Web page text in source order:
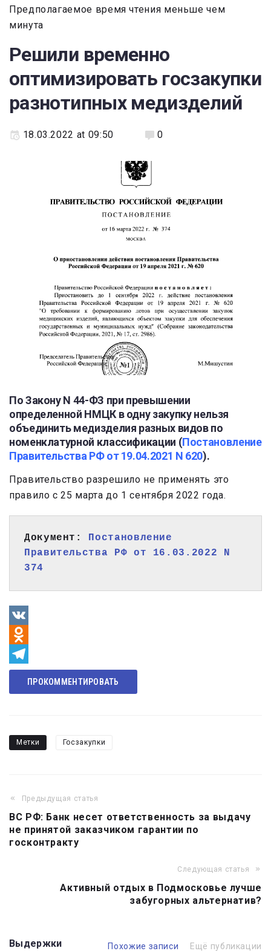
Предполагаемое время чтения меньше чем
минута
Решили временно
оптимизировать госзакупки
разнотипных медизделий
18.03.2022 at 09:50 0
По Закону N 44-ФЗ при превышении
определенной НМЦК в одну закупку нельзя
объединить медизделия разных видов по
номенклатурной классификации (Постановление
Правительства РФ от 19.04.2021 N 620).
Правительство разрешило не применять это
правило с 25 марта до 1 сентября 2022 года.
Документ: Постановление
Правительства РФ от 16.03.2022 N
374
VK
Odnoklassniki
Telegram
ПРОКОММЕНТИРОВАТЬ
Метки Госзакупки
Навигация
по
записям
Предыдущая статья
ВС РФ: Банк несет ответственность за выдачу
не принятой заказчиком гарантии по
госконтракту
Следующая статья
Активный отдых в Подмосковье лучше
забугорных альтернатив?
Выдержки Похожие записи Ещё публикации